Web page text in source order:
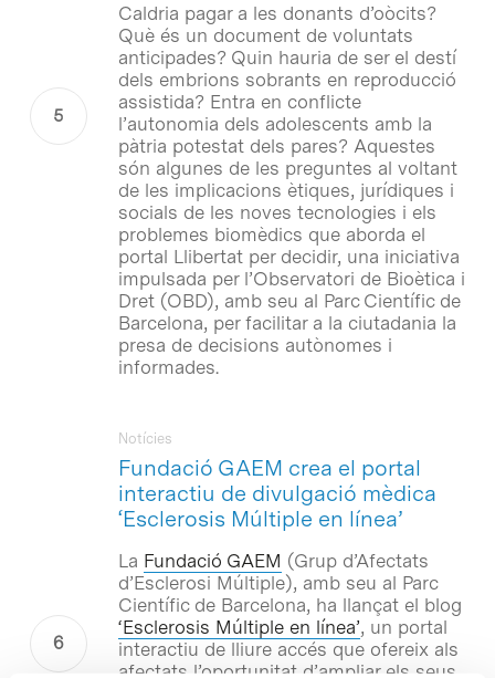
Caldria pagar a les donants d’oòcits?
Què és un document de voluntats
anticipades? Quin hauria de ser el destí
dels embrions sobrants en reproducció
assistida? Entra en conflicte
l’autonomia dels adolescents amb la
pàtria potestat dels pares? Aquestes
són algunes de les preguntes al voltant
de les implicacions ètiques, jurídiques i
socials de les noves tecnologies i els
problemes biomèdics que aborda el
portal Llibertat per decidir, una iniciativa
impulsada per l’Observatori de Bioètica i
Dret (OBD), amb seu al Parc Científic de
Barcelona, per facilitar a la ciutadania la
presa de decisions autònomes i
informades.
Fundació GAEM crea el portal
interactiu de divulgació mèdica
‘Esclerosis Múltiple en línea’
Notícies
La Fundació GAEM (Grup d’Afectats
d’Esclerosi Múltiple), amb seu al Parc
Científic de Barcelona, ha llançat el blog
‘Esclerosis Múltiple en línea’, un portal
interactiu de lliure accés que ofereix als
afectats l’oportunitat d’ampliar els seus